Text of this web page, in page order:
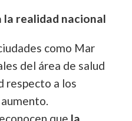
la realidad nacional
como Mar
del área de salud
respecto a los